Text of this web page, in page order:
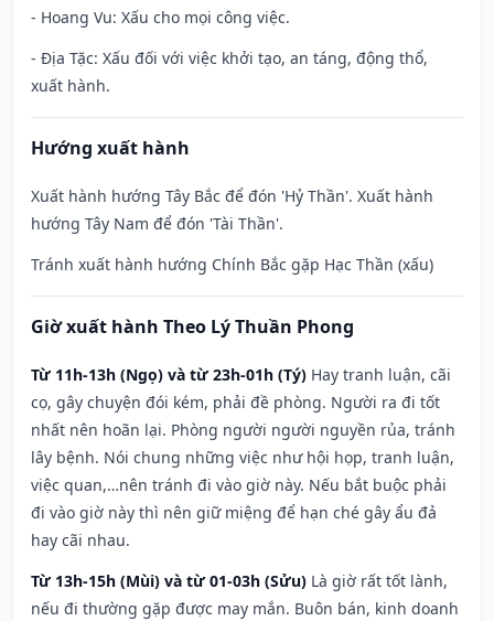
- Hoang Vu: Xấu cho mọi công việc.
- Địa Tặc: Xấu đối với việc khởi tạo, an táng, động thổ,
xuất hành.
Hướng xuất hành
Xuất hành hướng Tây Bắc để đón 'Hỷ Thần'. Xuất hành
hướng Tây Nam để đón 'Tài Thần'.
Tránh xuất hành hướng Chính Bắc gặp Hạc Thần (xấu)
Giờ xuất hành Theo Lý Thuần Phong
Từ 11h-13h (Ngọ) và từ 23h-01h (Tý) Hay tranh luận, cãi
cọ, gây chuyện đói kém, phải đề phòng. Người ra đi tốt
nhất nên hoãn lại. Phòng người người nguyền rủa, tránh
lây bệnh. Nói chung những việc như hội họp, tranh luận,
việc quan,…nên tránh đi vào giờ này. Nếu bắt buộc phải
đi vào giờ này thì nên giữ miệng để hạn ché gây ẩu đả
hay cãi nhau.
Từ 13h-15h (Mùi) và từ 01-03h (Sửu) Là giờ rất tốt lành,
nếu đi thường gặp được may mắn. Buôn bán, kinh doanh